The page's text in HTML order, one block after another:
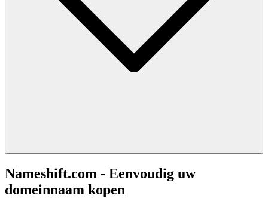
Nameshift.com - Eenvoudig uw
domeinnaam kopen